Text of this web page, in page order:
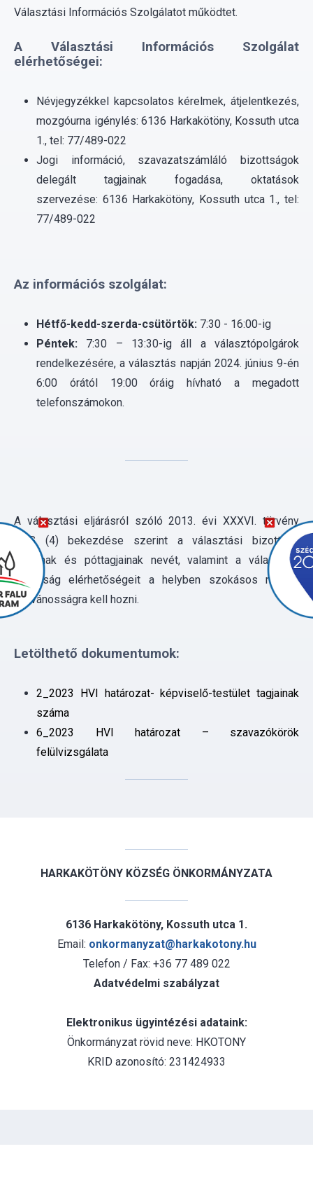
Választási Információs Szolgálatot működtet.
A Választási Információs Szolgálat
elérhetőségei:
Névjegyzékkel kapcsolatos kérelmek, átjelentkezés,
mozgóurna igénylés: 6136 Harkakötöny, Kossuth utca
1., tel: 77/489-022
Jogi információ, szavazatszámláló bizottságok
delegált tagjainak fogadása, oktatások
szervezése: 6136 Harkakötöny, Kossuth utca 1., tel:
77/489-022
Az információs szolgálat:
Hétfő-kedd-szerda-csütörtök: 7:30 - 16:00-ig
Péntek: 7:30 – 13:30-ig áll a választópolgárok
rendelkezésére, a választás napján 2024. június 9-én
6:00 órától 19:00 óráig hívható a megadott
telefonszámokon.
A választási eljárásról szóló 2013. évi XXXVI. törvény
25.§ (4) bekezdése szerint a választási bizottság
tagjainak és póttagjainak nevét, valamint a választási
bizottság elérhetőségeit a helyben szokásos módon
nyilvánosságra kell hozni.
Letölthető dokumentumok:
2_2023 HVI határozat- képviselő-testület tagjainak
száma
6_2023 HVI határozat – szavazókörök
felülvizsgálata
HARKAKÖTÖNY KÖZSÉG ÖNKORMÁNYZATA
6136 Harkakötöny, Kossuth utca 1.
Email: onkormanyzat@harkakotony.hu
Telefon / Fax: +36 77 489 022
Adatvédelmi szabályzat
Elektronikus ügyintézési adataink:
Önkormányzat rövid neve: HKOTONY
KRID azonosító: 231424933